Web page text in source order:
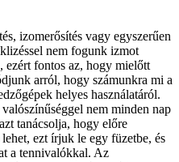
izomerősítés vagy egyszerűen
nem fogunk izmot
ezért fontos az, hogy mielőtt
arról, hogy számunkra mi a
helyes használatáról.
nem minden nap
tanácsolja, hogy előre
ezt írjuk le egy füzetbe, és
a tennivalókkal. Az